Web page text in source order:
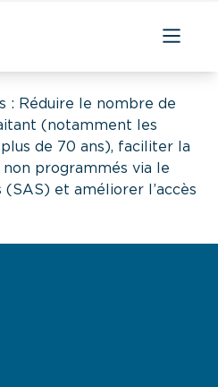
: Réduire le nombre de
(notamment les
de 70 ans), faciliter la
programmés via le
(SAS) et améliorer l’accès